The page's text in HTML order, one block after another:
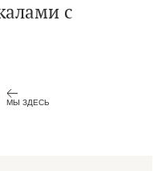
с
МЫ ЗДЕСЬ